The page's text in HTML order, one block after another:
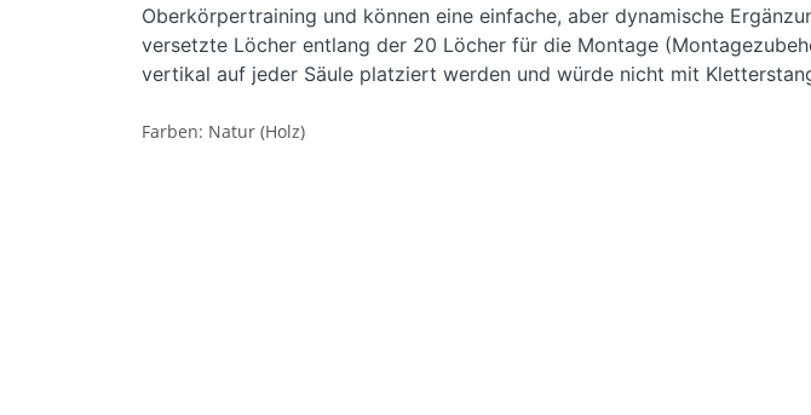
Oberkörpertraining und können eine einfache, aber dynamische
versetzte Löcher entlang der 20 Löcher für die Montage
vertikal auf jeder Säule platziert werden und würde nicht mit
Farben: Natur (Holz)